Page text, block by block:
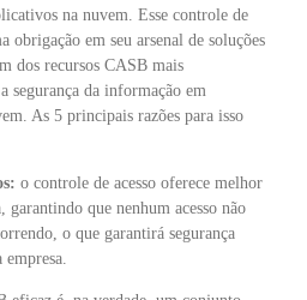
na nuvem. Esse controle de
obrigação em seu arsenal de soluções
dos recursos CASB mais
segurança da informação em
As 5 principais razões para isso
o controle de acesso oferece melhor
garantindo que nenhum acesso não
o que garantirá segurança